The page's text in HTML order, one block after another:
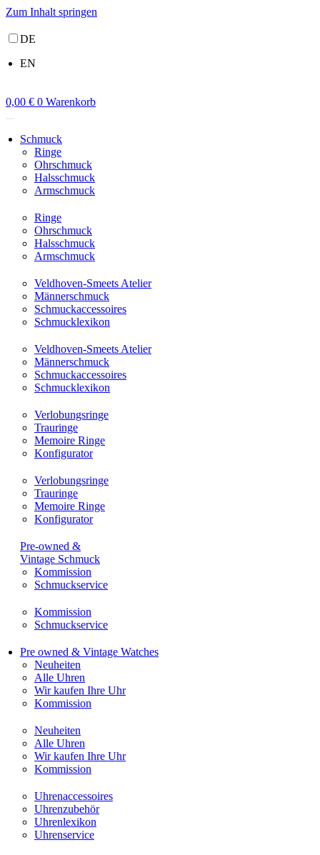
Zum Inhalt springen
DE
EN
0,00 € 0 Warenkorb
Schmuck
Ringe
Ohrschmuck
Halsschmuck
Armschmuck
Ringe
Ohrschmuck
Halsschmuck
Armschmuck
Veldhoven-Smeets Atelier
Männerschmuck
Schmuckaccessoires
Schmucklexikon
Veldhoven-Smeets Atelier
Männerschmuck
Schmuckaccessoires
Schmucklexikon
Verlobungsringe
Trauringe
Memoire Ringe
Konfigurator
Verlobungsringe
Trauringe
Memoire Ringe
Konfigurator
Pre-owned &
Vintage Schmuck
Kommission
Schmuckservice
Kommission
Schmuckservice
Pre owned & Vintage Watches
Neuheiten
Alle Uhren
Wir kaufen Ihre Uhr
Kommission
Neuheiten
Alle Uhren
Wir kaufen Ihre Uhr
Kommission
Uhrenaccessoires
Uhrenzubehör
Uhrenlexikon
Uhrenservice